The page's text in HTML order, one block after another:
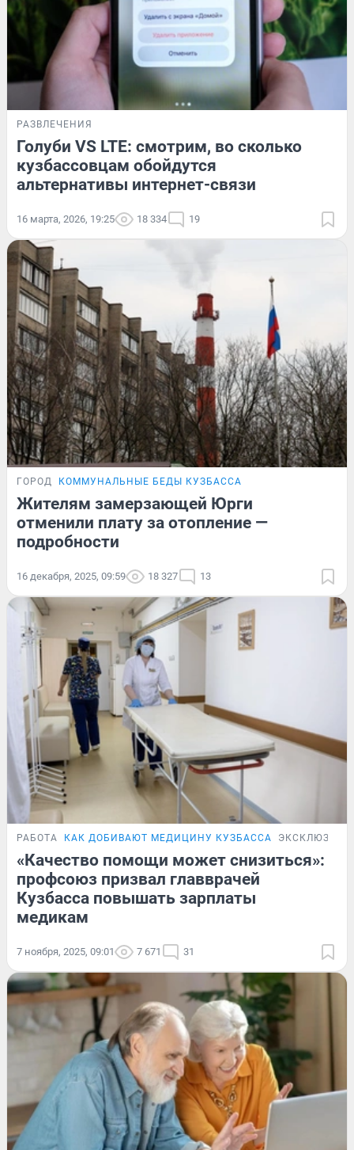
РАЗВЛЕЧЕНИЯ
Голуби VS LTE: смотрим, во сколько
кузбассовцам обойдутся
альтернативы интернет-связи
16 марта, 2026, 19:25 18 334 19
ГОРОД КОММУНАЛЬНЫЕ БЕДЫ КУЗБАССА
Жителям замерзающей Юрги
отменили плату за отопление —
подробности
16 декабря, 2025, 09:59 18 327 13
РАБОТА КАК ДОБИВАЮТ МЕДИЦИНУ КУЗБАССА ЭКСКЛЮЗИВ
«Качество помощи может снизиться»:
профсоюз призвал главврачей
Кузбасса повышать зарплаты
медикам
7 ноября, 2025, 09:01 7 671 31